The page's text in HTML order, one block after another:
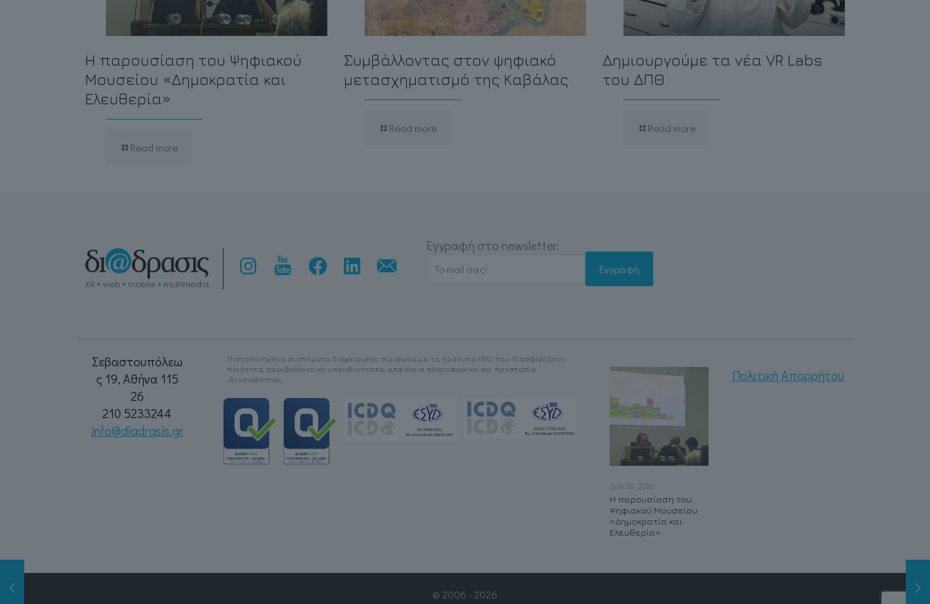
Η παρουσίαση του Ψηφιακού
Μουσείου «Δημοκρατία και
Ελευθερία»
Read more
Συμβάλλοντας στον ψηφιακό
μετασχηματισμό της Καβάλας
Read more
Δημιουργούμε τα νέα VR Labs
του ΔΠΘ
Read more
Εγγραφή στο newsletter:
Σεβαστουπόλεω
ς 19, Αθήνα 115
26
210 5233244
info@diadrasis.gr
Πιστοποιημένα συστήματα διαχείρισης σύμφωνα με τα πρότυπα ISO, που διασφαλίζουν
ποιότητα, περιβαλλοντική υπευθυνότητα, ασφάλεια πληροφοριών και προστασία
ιδιωτικότητας.
July 22, 2026
Η παρουσίαση του
Ψηφιακού Μουσείου
«Δημοκρατία και
Ελευθερία»
Πολιτική Απορρήτου
© 2006 - 2026